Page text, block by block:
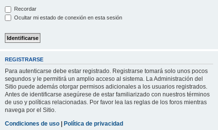
Recordar
Ocultar mi estado de conexión en esta sesión
REGISTRARSE
Para autenticarse debe estar registrado. Registrarse tomará solo unos pocos
segundos y le permitirá un amplio acceso al sistema. La Administración del
Sitio puede además otorgar permisos adicionales a los usuarios registrados.
Antes de identificarse asegúrese de estar familiarizado con nuestros términos
de uso y políticas relacionadas. Por favor lea las reglas de los foros mientras
navega por el Sitio.
Condiciones de uso | Política de privacidad